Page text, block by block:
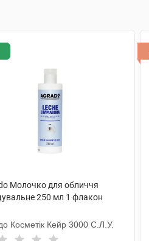
Молочко для обличчя
250 мл 1 флакон
Косметік Кейр 3000 С.Л.У.